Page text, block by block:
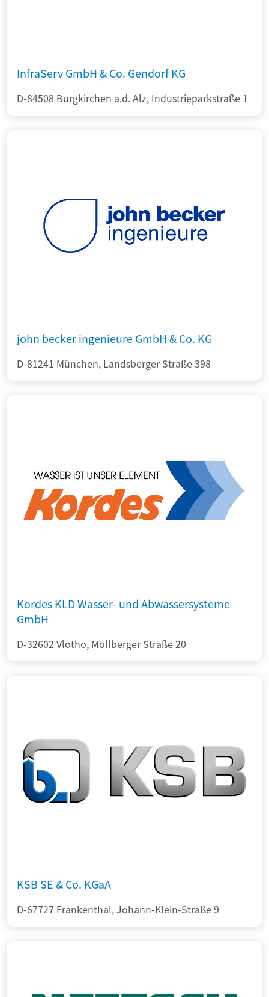
InfraServ GmbH & Co. Gendorf KG
D-84508 Burgkirchen a.d. Alz, Industrieparkstraße 1
john becker ingenieure GmbH & Co. KG
D-81241 München, Landsberger Straße 398
Kordes KLD Wasser- und Abwassersysteme
GmbH
D-32602 Vlotho, Möllberger Straße 20
KSB SE & Co. KGaA
D-67727 Frankenthal, Johann-Klein-Straße 9